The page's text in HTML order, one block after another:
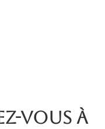
vous à